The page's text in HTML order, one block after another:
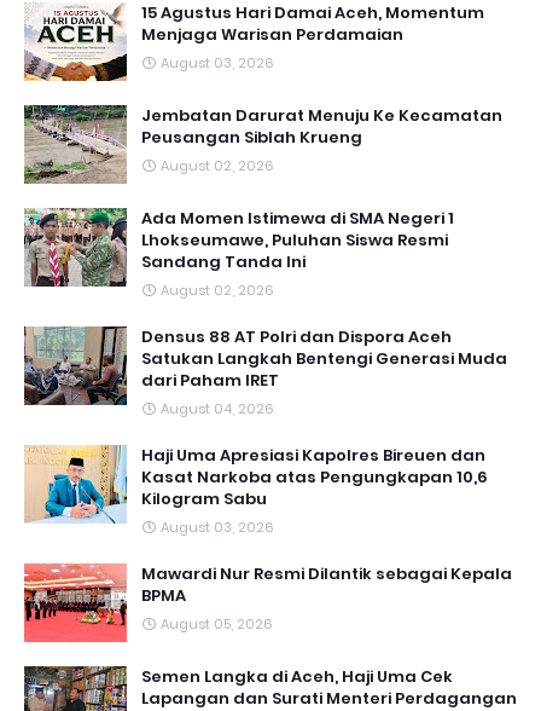
15 Agustus Hari Damai Aceh, Momentum
Menjaga Warisan Perdamaian
August 03, 2026
Jembatan Darurat Menuju Ke Kecamatan
Peusangan Siblah Krueng
August 02, 2026
Ada Momen Istimewa di SMA Negeri 1
Lhokseumawe, Puluhan Siswa Resmi
Sandang Tanda Ini
August 02, 2026
Densus 88 AT Polri dan Dispora Aceh
Satukan Langkah Bentengi Generasi Muda
dari Paham IRET
August 04, 2026
Haji Uma Apresiasi Kapolres Bireuen dan
Kasat Narkoba atas Pengungkapan 10,6
Kilogram Sabu
August 03, 2026
Mawardi Nur Resmi Dilantik sebagai Kepala
BPMA
August 05, 2026
Semen Langka di Aceh, Haji Uma Cek
Lapangan dan Surati Menteri Perdagangan